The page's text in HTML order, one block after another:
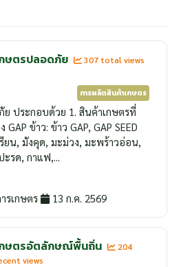
ษตรปลอดภัย
307 total views
การผลิตสินค้าเกษตร
ประกอบด้วย 1. สินค้าเกษตรที่
ข้าว: ข้าว GAP, GAP SEED
ยน, มังคุด, มะม่วง, มะพร้าวอ่อน,
ะรด, กาแฟ,...
รเกษตร 13 ก.ค. 2569
กษตรอัตลักษณ์พื้นถิ่น
204
views